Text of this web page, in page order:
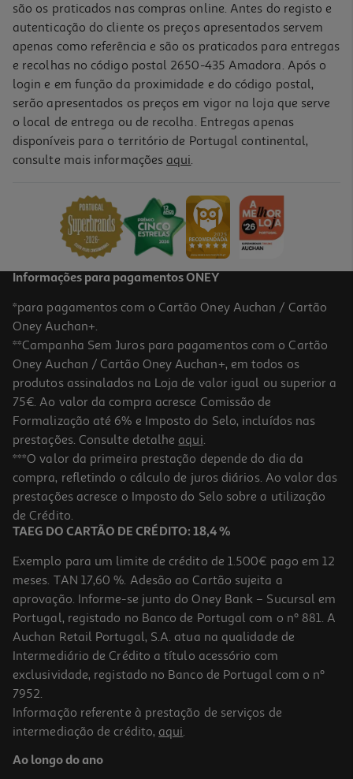
são os praticados nas compras online. Antes do registo e
autenticação do cliente os preços apresentados servem
apenas como referência e são os praticados para entregas
e recolhas no código postal 2650-435 Amadora. Após o
login e em função da proximidade e do código postal,
serão apresentados os preços em vigor na loja que serve
o local de entrega ou de recolha. Entregas apenas
disponíveis para o território de Portugal continental,
consulte mais informações aqui.
Informações para pagamentos ONEY
*para pagamentos com o Cartão Oney Auchan / Cartão
Oney Auchan+.
**Campanha Sem Juros para pagamentos com o Cartão
Oney Auchan / Cartão Oney Auchan+, em todos os
produtos assinalados na Loja de valor igual ou superior a
75€. Ao valor da compra acresce Comissão de
Formalização até 6% e Imposto do Selo, incluídos nas
prestações. Consulte detalhe aqui.
***O valor da primeira prestação depende do dia da
compra, refletindo o cálculo de juros diários. Ao valor das
prestações acresce o Imposto do Selo sobre a utilização
de Crédito.
TAEG DO CARTÃO DE CRÉDITO: 18,4 %
Exemplo para um limite de crédito de 1.500€ pago em 12
meses. TAN 17,60 %. Adesão ao Cartão sujeita a
aprovação. Informe-se junto do Oney Bank – Sucursal em
Portugal, registado no Banco de Portugal com o nº 881. A
Auchan Retail Portugal, S.A. atua na qualidade de
Intermediário de Crédito a título acessório com
exclusividade, registado no Banco de Portugal com o nº
7952.
Informação referente à prestação de serviços de
intermediação de crédito, aqui.
Ao longo do ano